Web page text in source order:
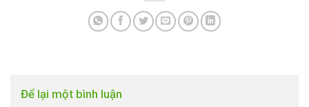
Để lại một bình luận